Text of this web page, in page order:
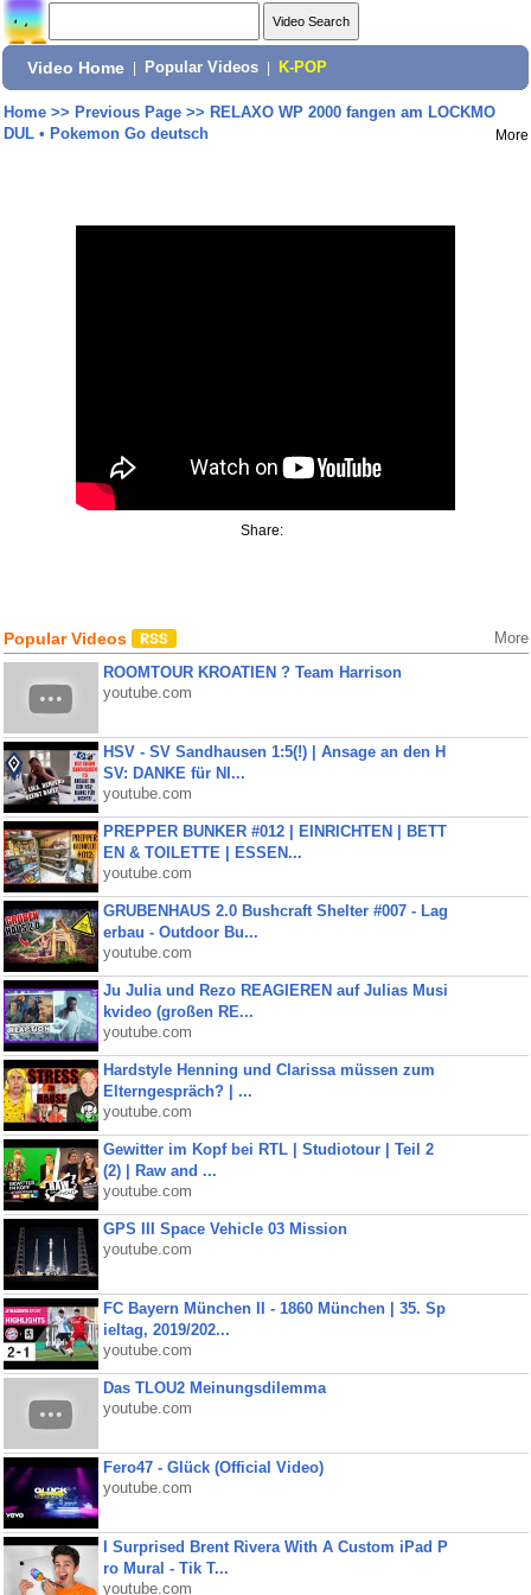
Video Home Popular Videos K-POP
Home>> Previous Page>> RELAXO WP 2000 fangen am LOCKMO
DUL • Pokemon Go deutsch
More
Share:
Popular Videos More
ROOMTOUR KROATIEN ? Team Harrison
youtube.com
HSV - SV Sandhausen 1:5(!) | Ansage an den H
SV: DANKE für NI...
youtube.com
PREPPER BUNKER #012 | EINRICHTEN | BETT
EN & TOILETTE | ESSEN...
youtube.com
GRUBENHAUS 2.0 Bushcraft Shelter #007 - Lag
erbau - Outdoor Bu...
youtube.com
Ju Julia und Rezo REAGIEREN auf Julias Musi
kvideo (großen RE...
youtube.com
Hardstyle Henning und Clarissa müssen zum
Elterngespräch? | ...
youtube.com
Gewitter im Kopf bei RTL | Studiotour | Teil 2
(2) | Raw and ...
youtube.com
GPS III Space Vehicle 03 Mission
youtube.com
FC Bayern München II - 1860 München | 35. Sp
ieltag, 2019/202...
youtube.com
Das TLOU2 Meinungsdilemma
youtube.com
Fero47 - Glück (Official Video)
youtube.com
I Surprised Brent Rivera With A Custom iPad P
ro Mural - Tik T...
youtube.com